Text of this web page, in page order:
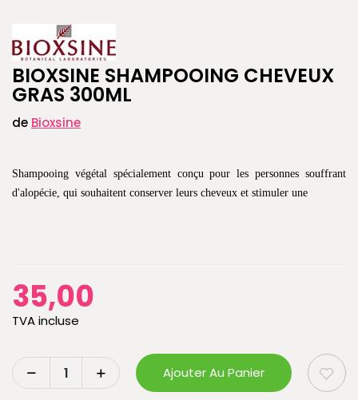
BIOXSINE SHAMPOOING CHEVEUX
GRAS 300ML
de Bioxsine
Shampooing végétal spécialement conçu pour les personnes souffrant
d'alopécie, qui souhaitent conserver leurs cheveux et stimuler une
35,00
TVA incluse
Ajouter Au Panier